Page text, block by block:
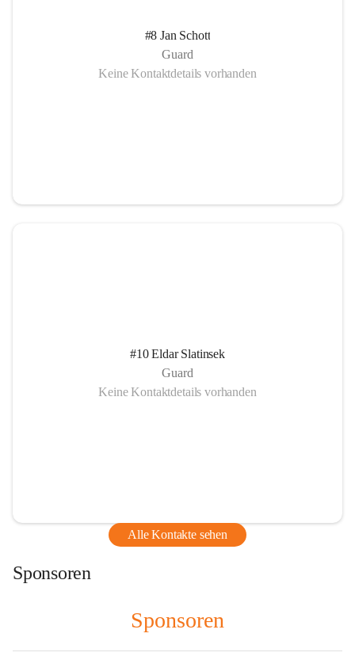
#8 Jan Schott
Guard
Keine Kontaktdetails vorhanden
#10 Eldar Slatinsek
Guard
Keine Kontaktdetails vorhanden
Alle Kontakte sehen
Sponsoren
Sponsoren